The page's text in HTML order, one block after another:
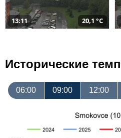
13:11 20,1 °C
Исторические
06:00 09:00 12:00